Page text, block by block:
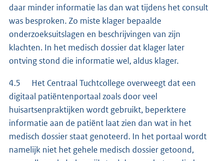
daar minder informatie las dan wat tijdens het consult
was besproken. Zo miste klager bepaalde
onderzoeksuitslagen en beschrijvingen van zijn
klachten. In het medisch dossier dat klager later
ontving stond die informatie wel, aldus klager.
4.5 Het Centraal Tuchtcollege overweegt dat een
digitaal patiëntenportaal zoals door veel
huisartsenpraktijken wordt gebruikt, beperktere
informatie aan de patiënt laat zien dan wat in het
medisch dossier staat genoteerd. In het portaal wordt
namelijk niet het gehele medisch dossier getoond,